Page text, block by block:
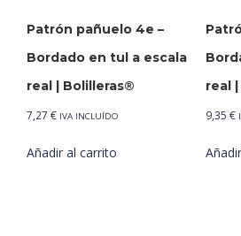
Patrón pañuelo 4e –
Bordado en tul a escala
real | Bolilleras®
7,27 € IVA INCLUÍDO
Añadir al carrito
real
9,35 €